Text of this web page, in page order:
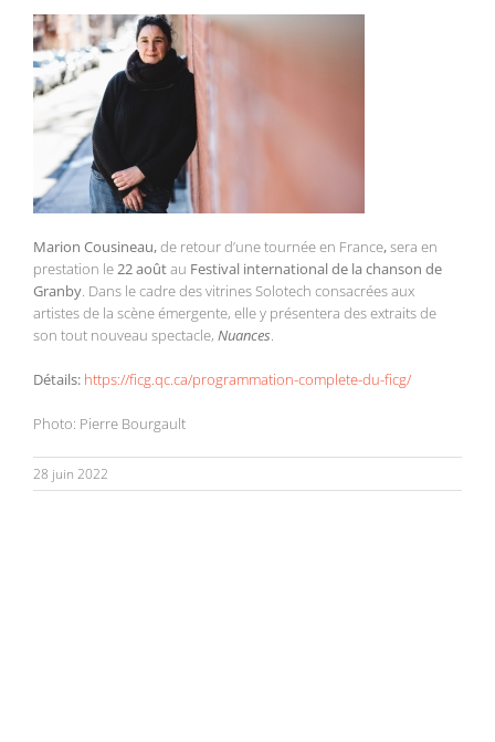
Marion Cousineau,de retour d’une tournée en France,sera en
prestation le22 aoûtau Festival international de la chanson de
Granby. Dans le cadre des vitrines Solotech consacrées aux
artistes de la scène émergente, elle y présentera des extraits de
son tout nouveau spectacle, Nuances.
Détails: https://ficg.qc.ca/programmation-complete-du-ficg/
Photo: Pierre Bourgault
28 juin 2022